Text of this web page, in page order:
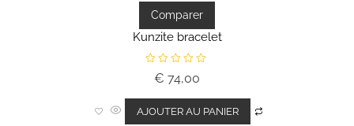
Comparer
Kunzite bracelet
e
0
€ 74,00
AJOUTER AU PANIER